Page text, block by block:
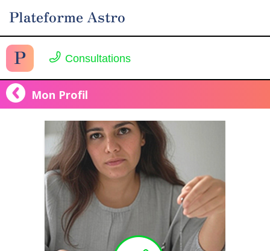
Plateforme Astro
P Consultations
Mon Profil